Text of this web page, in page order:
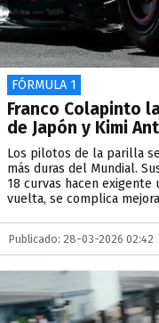
FÓRMULA 1
Franco Colapinto
de Japón y Kimi
Los pilotos de la parilla
más duras del Mundial.
18 curvas hacen exigente
vuelta, se complica
Publicado: 28-03-2026 02:42